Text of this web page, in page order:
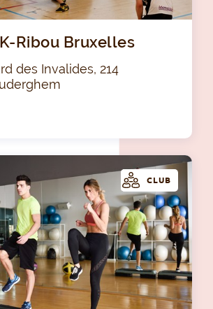
Ribou Bruxelles
des Invalides, 214
CLUB